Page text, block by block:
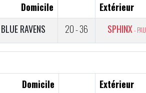
Domicile
Extérieur
BLUE RAVENS 20 - 36 SPHINX - PAU
Domicile
Extérieur